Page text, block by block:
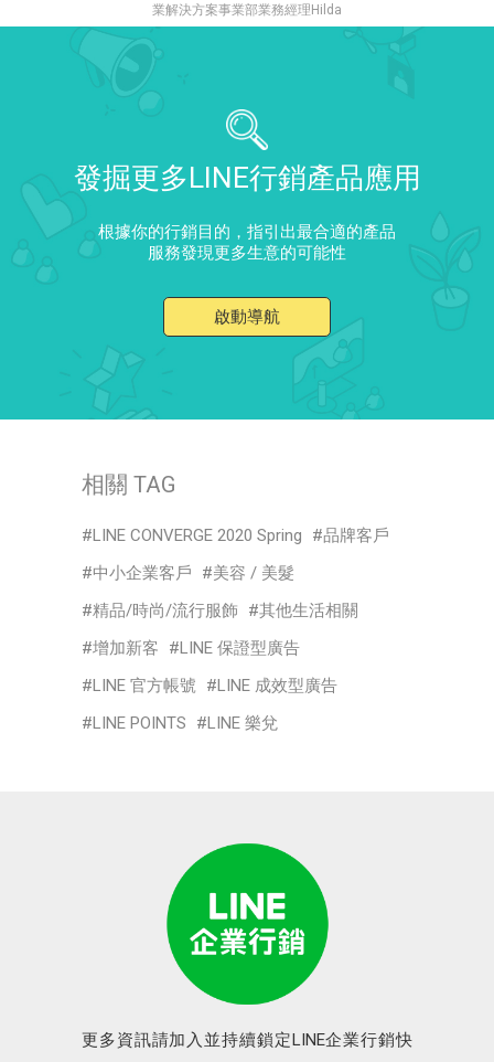
業解決方案事業部業務經理Hilda
發掘更多LINE行銷產品應用
根據你的行銷目的，指引出最合適的產品
服務發現更多生意的可能性
啟動導航
相關 TAG
LINE CONVERGE 2020 Spring
品牌客戶
中小企業客戶
美容 / 美髮
精品/時尚/流行服飾
其他生活相關
增加新客
LINE 保證型廣告
LINE 官方帳號
LINE 成效型廣告
LINE POINTS
LINE 樂兌
更多資訊請加入並持續鎖定LINE企業行銷快